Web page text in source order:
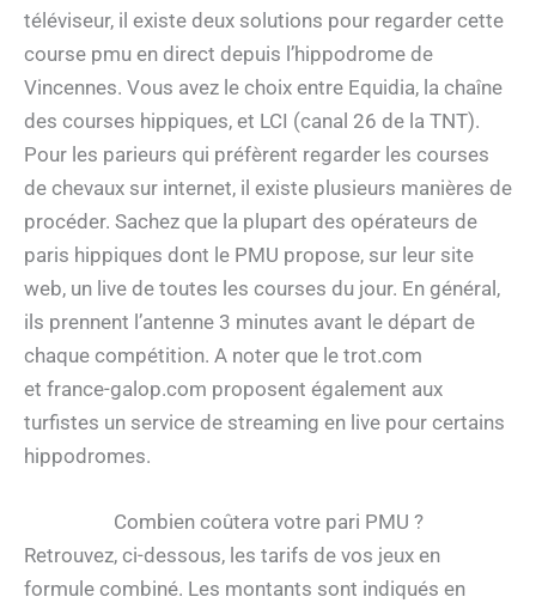
téléviseur, il existe deux solutions pour regarder cette
course pmu en direct depuis l’hippodrome de
Vincennes. Vous avez le choix entre Equidia, la chaîne
des courses hippiques, et LCI (canal 26 de la TNT).
Pour les parieurs qui préfèrent regarder les courses
de chevaux sur internet, il existe plusieurs manières de
procéder. Sachez que la plupart des opérateurs de
paris hippiques dont le PMU propose, sur leur site
web, un live de toutes les courses du jour. En général,
ils prennent l’antenne 3 minutes avant le départ de
chaque compétition. A noter que le trot.com
et france-galop.com proposent également aux
turfistes un service de streaming en live pour certains
hippodromes.
Combien coûtera votre pari PMU ?
Retrouvez, ci-dessous, les tarifs de vos jeux en
formule combiné. Les montants sont indiqués en